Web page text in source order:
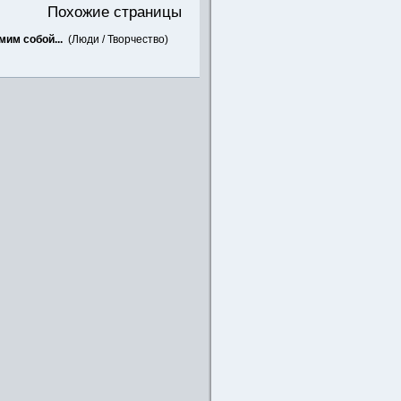
Похожие страницы
собой... (Люди /Творчество)